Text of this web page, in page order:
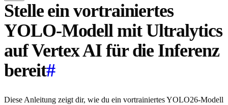
Stelle ein vortrainiertes
YOLO-Modell mit Ultralytics
auf Vertex AI für die Inferenz
bereit#
Diese Anleitung zeigt dir, wie du ein vortrainiertes YOLO26-Modell